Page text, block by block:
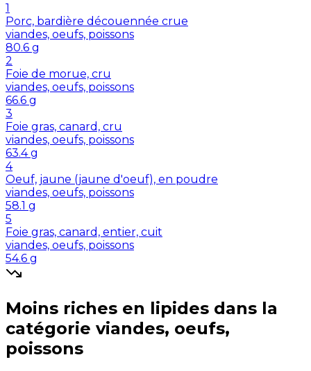
1
Porc, bardière découennée crue
viandes, oeufs, poissons
80.6 g
2
Foie de morue, cru
viandes, oeufs, poissons
66.6 g
3
Foie gras, canard, cru
viandes, oeufs, poissons
63.4 g
4
Oeuf, jaune (jaune d'oeuf), en poudre
viandes, oeufs, poissons
58.1 g
5
Foie gras, canard, entier, cuit
viandes, oeufs, poissons
54.6 g
Moins riches en lipides dans la
catégorie viandes, oeufs,
poissons